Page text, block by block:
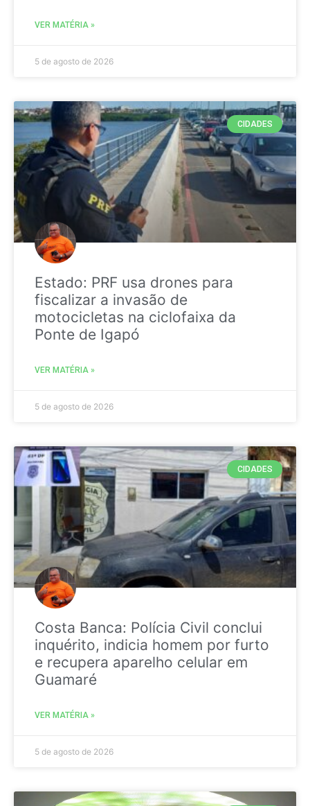
VER MATÉRIA »
5 de agosto de 2026
CIDADES
Estado: PRF usa drones para
fiscalizar a invasão de
motocicletas na ciclofaixa da
Ponte de Igapó
VER MATÉRIA »
5 de agosto de 2026
CIDADES
Costa Banca: Polícia Civil conclui
inquérito, indicia homem por furto
e recupera aparelho celular em
Guamaré
VER MATÉRIA »
5 de agosto de 2026